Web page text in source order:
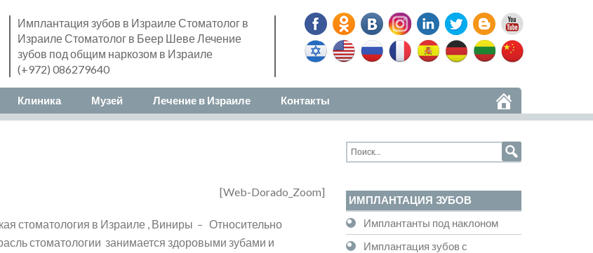
Имплантация зубов в Израиле Стоматолог в
Израиле Стоматолог в Беер Шеве Лечение
зубов под общим наркозом в Израиле
(+972) 086279640
Клиника Музей Лечение в Израиле Контакты
[Web-Dorado_Zoom]
стоматология в Израиле , Виниры – Относительно
стоматологии занимается здоровыми зубами и
ИМПЛАНТАЦИЯ ЗУБОВ
Имплантанты под наклоном
Имплантация зубов с